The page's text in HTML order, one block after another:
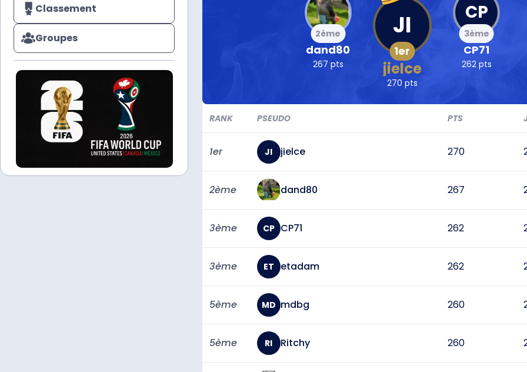
Classement
Groupes
dand80
2ème
267 pts
JI
jielce
1er
270 pts
CP
CP71
3ème
262 pts
RANK PSEUDO PTS
1er JI jielce 270
2ème dand80 267
3ème CP CP71 262
3ème ET etadam 262
5ème MD mdbg 260
5ème RI Ritchy 260